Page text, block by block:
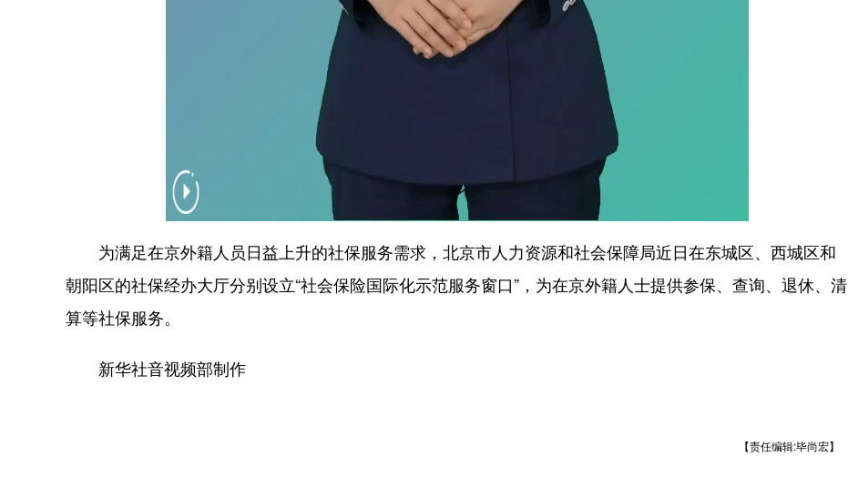
为满足在京外籍人员日益上升的社保服务需求，北京市人力资源和社会保障局近日在东城区、西城区和
朝阳区的社保经办大厅分别设立“社会保险国际化示范服务窗口”，为在京外籍人士提供参保、查询、退休、清
算等社保服务。
新华社音视频部制作
【责任编辑:毕尚宏】